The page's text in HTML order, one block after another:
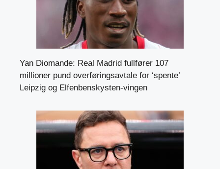
Yan Diomande: Real Madrid fullfører 107
millioner pund overføringsavtale for ‘spente’
Leipzig og Elfenbenskysten-vingen